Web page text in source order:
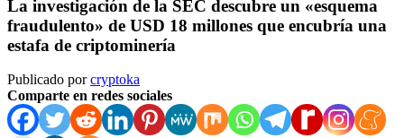
La investigación de la SEC descubre un «esquema
fraudulento» de USD 18 millones que encubría una
estafa de criptominería
Publicado porcryptoka
Comparte en redes sociales